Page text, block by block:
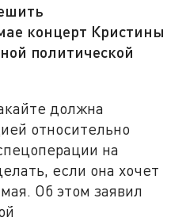
концерт Кристины
политической
должна
относительно
на
если она хочет
Об этом заявил